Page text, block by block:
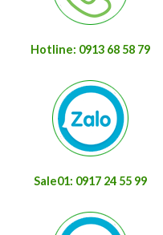
Hotline: 0913 68 58 79
Sale01: 0917 24 55 99